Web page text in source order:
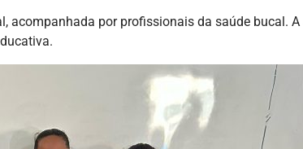
acompanhada por profissionais da saúde bucal.